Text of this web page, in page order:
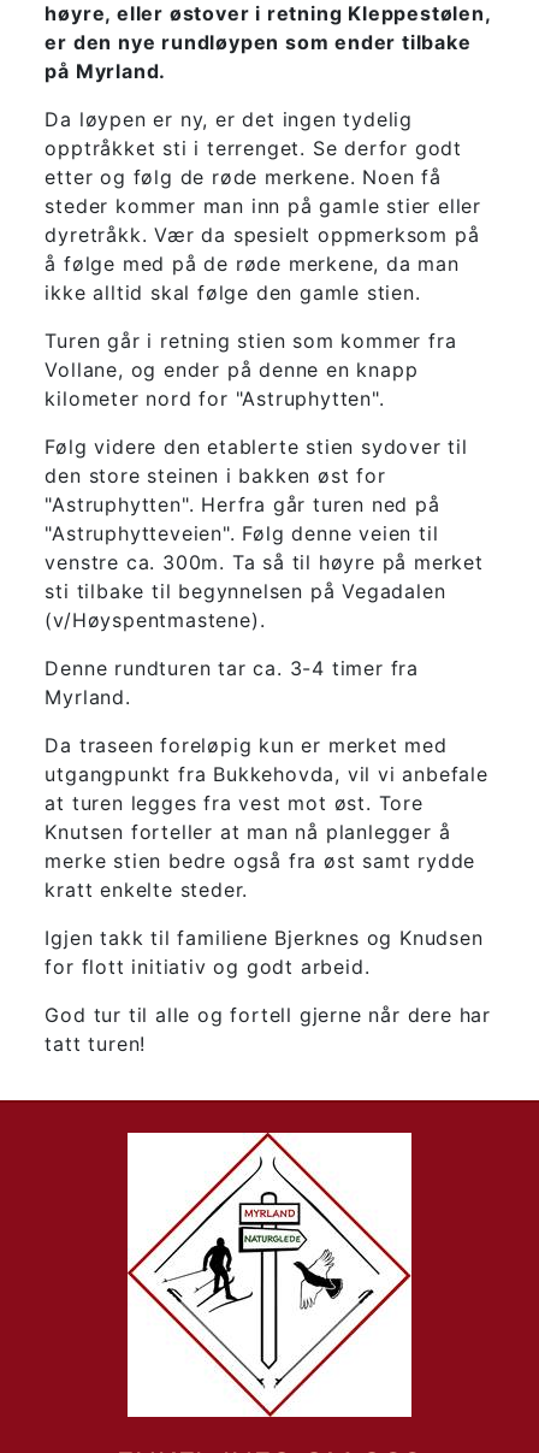
høyre, eller østover i retning Kleppestølen,
er den nye rundløypen som ender tilbake
på Myrland.
Da løypen er ny, er det ingen tydelig
opptråkket sti i terrenget. Se derfor godt
etter og følg de røde merkene. Noen få
steder kommer man inn på gamle stier eller
dyretråkk. Vær da spesielt oppmerksom på
å følge med på de røde merkene, da man
ikke alltid skal følge den gamle stien.
Turen går i retning stien som kommer fra
Vollane, og ender på denne en knapp
kilometer nord for "Astruphytten".
Følg videre den etablerte stien sydover til
den store steinen i bakken øst for
"Astruphytten". Herfra går turen ned på
"Astruphytteveien". Følg denne veien til
venstre ca. 300m. Ta så til høyre på merket
sti tilbake til begynnelsen på Vegadalen
(v/Høyspentmastene).
Denne rundturen tar ca. 3-4 timer fra
Myrland.
Da traseen foreløpig kun er merket med
utgangpunkt fra Bukkehovda, vil vi anbefale
at turen legges fra vest mot øst. Tore
Knutsen forteller at man nå planlegger å
merke stien bedre også fra øst samt rydde
kratt enkelte steder.
Igjen takk til familiene Bjerknes og Knudsen
for flott initiativ og godt arbeid.
God tur til alle og fortell gjerne når dere har
tatt turen!